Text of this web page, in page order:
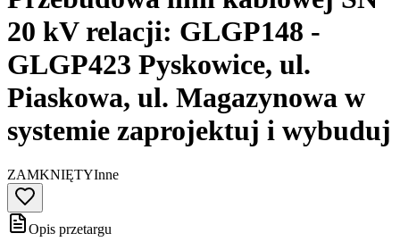
20 kV relacji: GLGP148 -
GLGP423 Pyskowice, ul.
Piaskowa, ul. Magazynowa w
systemie zaprojektuj i wybuduj
ZAMKNIĘTYInne
Opis przetargu